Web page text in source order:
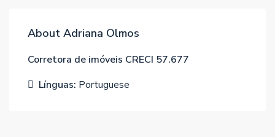
About Adriana Olmos
Corretora de imóveis CRECI 57.677
Línguas: Portuguese